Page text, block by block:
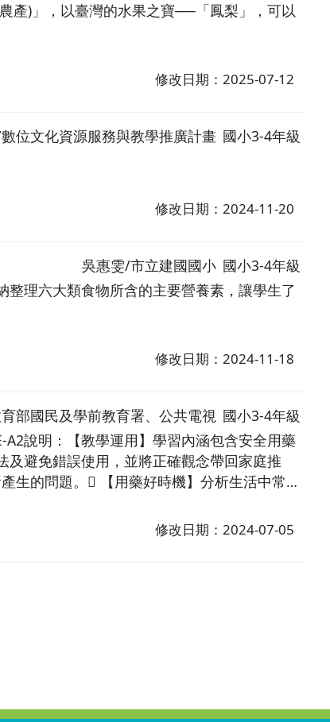
產)」，以臺灣的水果之寶──「鳳梨」，可以
修改日期：2025-07-12
位文化資源服務與教學推廣計畫 國小3-4年級
修改日期：2024-11-20
吳惠雯/市立建國國小 國小3-4年級
理六大類食物所含的主要營養素，讓學生了
修改日期：2024-11-18
部國民及學前教育署、公共電視 國小3-4年級
說明：【教學運用】學習內涵包含安全用藥
避免錯誤使用，並將正確觀念帶回家庭推
生的問題。 【用藥好時機】分析生活中常見
教室裡，奶奶帶著小妖們一起回顧本集影
修改日期：2024-07-05